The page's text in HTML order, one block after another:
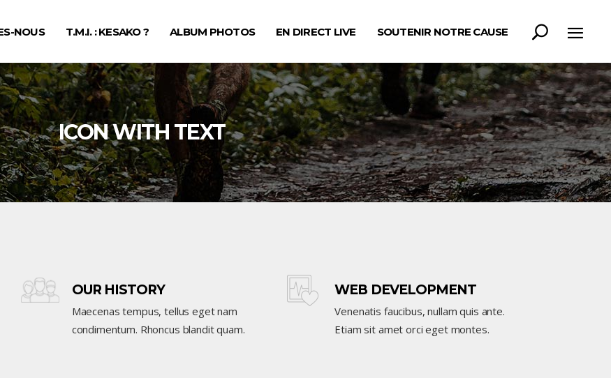
NOUS T.M.I. : KESAKO ? ALBUM PHOTOS EN DIRECT LIVE SOUTENIR NOTRE CAUSE
ICON WITH TEXT
OUR HISTORY
Maecenas tempus, tellus eget nam
condimentum. Rhoncus blandit quam.
WEB DEVELOPMENT
Venenatis faucibus, nullam quis ante.
Etiam sit amet orci eget montes.